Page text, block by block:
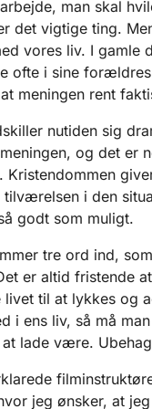
man skal
det vigtige ting.
vores liv. I gamle
ofte i sine
meningen rent
nutiden sig
og det er
Kristendommen
tilværelsen i den
godt som muligt.
tre ord ind, som
er altid fristende
livet til at lykkes og
i ens liv, så må
at lade være.
jeg ønsker, at